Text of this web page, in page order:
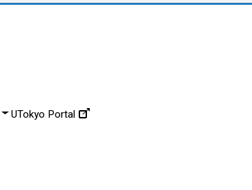
UTokyo Portal